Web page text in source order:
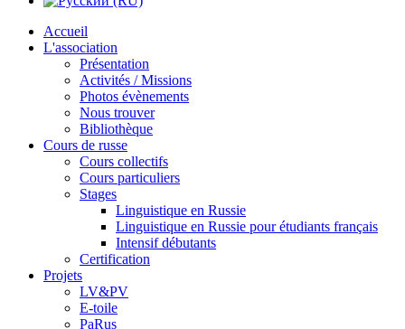
Accueil
L'association
Présentation
Activités / Missions
Photos évènements
Nous trouver
Bibliothèque
Cours de russe
Cours collectifs
Cours particuliers
Stages
Linguistique en Russie
Linguistique en Russie pour étudiants français
Intensif débutants
Certification
Projets
LV&PV
E-toile
PaRus